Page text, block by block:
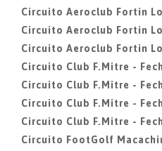
Circuito Aeroclub Fortin
Circuito Aeroclub Fortin
Circuito Aeroclub Fortin
Circuito Club F.Mitre -
Circuito Club F.Mitre -
Circuito Club F.Mitre -
Circuito Club F.Mitre -
Circuito FootGolf